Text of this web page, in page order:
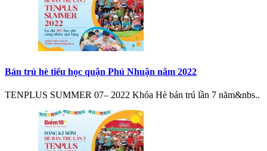
Bán trú hè tiểu học quận Phú Nhuận năm 2022
TENPLUS SUMMER 07– 2022 Khóa Hè bán trú lần 7 năm&nbs..